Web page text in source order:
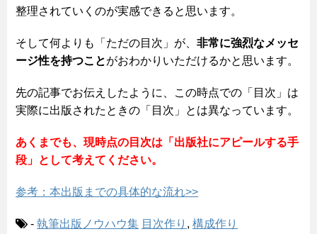
整理されていくのが実感できると思います。
そして何よりも「ただの目次」が、 非常に強烈なメッセ
ージ性を持つことがおわかりいただけるかと思います。
先の記事でお伝えしたように、この時点での「目次」は
実際に出版されたときの「目次」とは異なっています。
あくまでも、現時点の目次は「出版社にアピールする手
段」として考えてください。
参考：本出版までの具体的な流れ>>
- 執筆出版ノウハウ集 目次作り , 構成作り